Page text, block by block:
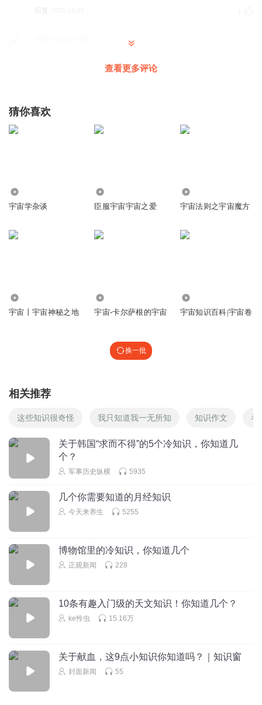
回复
查看更多评论
猜你喜欢
宇宙学杂谈 臣服宇宙宇宙之爱 宇宙法则之宇宙魔方
宇宙丨宇宙神秘之地 宇宙-卡尔萨根的宇宙 宇宙知识百科|宇宙卷
换一批
相关推荐
这些知识很奇怪 我只知道我一无所知 知识作文 斗
关于韩国“求而不得”的5个冷知识，你知道几
个？
军事历史纵横 5935
几个你需要知道的月经知识
今天来养生 5255
博物馆里的冷知识，你知道几个
正观新闻 228
10条有趣入门级的天文知识！你知道几个？
ke怜虫 15.16万
关于献血，这9点小知识你知道吗？｜知识窗
封面新闻 55